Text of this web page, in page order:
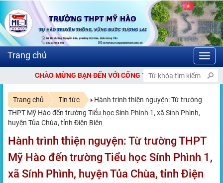
CỔNG THÔNG TIN ĐIỆN TỬ TRƯỜNG THPT MỸ HÀO.
Trang chủ Tin tức
Hành trình thiện nguyện: Từ trường
THPT Mỹ Hào đến trường Tiểu học Sính Phình 1, xã Sính Phình,
huyện Tủa Chùa, tỉnh Điện Biên
Hành trình thiện nguyện: Từ trường THPT
Mỹ Hào đến trường Tiểu học Sính Phình 1,
xã Sính Phình, huyện Tủa Chùa, tỉnh Điện